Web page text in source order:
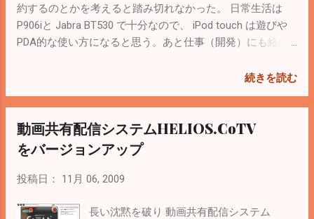
ServerをMacにインストールして試してみた。 Vine Server
というのがMac用のVNC Serverとして有名らしい。現在の
最新バージョンは3.1。 sourceforge ではなかったので ここ
Server.app」と「Vine Viewer.app」があるのでserverをダブ
くのを忘れずに。 導入は簡単。いざWindowsからアクセス
してみるとやっぱり「=」が入力できないorz ・・・諦めま
した。 どうしても入力したい場合は下のような方法で一応
できる。 他のソースからコピーする 「ことえり」の単語登
録でよみ「＋＋」、単語「=」で登録して使う ＜
ましたが、Vine ServerのKeybordの設定を「Current
約するのとかを考えると踏み切れなかった。 日常生活は
P906iと Jabra BT530 で十分なので、 iPod touch は遊びや
PDA的な使い方になると思う。あと仕事（開発）にも絡む
ど、そのあとどうやって有効活用しようかと悩む。 とりあ
は付属してないので、ネットで使い方を勉強する。まずは
下記。 iPod touch 使い方解説一覧 - できるネット＋（でき
るネットプラス） 今後もiPod touchネタは増えていきそ
う。 関係ないけど、やっぱりカバー（ケース）を買って
しまったのでメモ。やっぱり指紋が着くと目立つし気にな
BSIP3T01BK (液晶保護)アンチグレアフィルムセット for
続きを読む
動画共有配信システムHELIOS.CoTV
をバージョンアップ
投稿日： 11月 06, 2009
長い沈黙を破り 動画共有配信システム